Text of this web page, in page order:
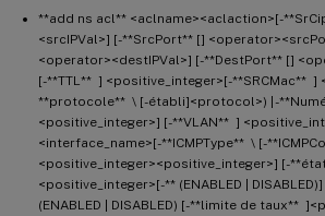
**add ns acl** <aclname><aclaction>[-
<srcIPVal>] [-**SrcPort** []
<operator><destIPVal>] [-**DestPort** []
[-**TTL** ] <positive_integer>[-**SRCMac** ]
**protocole** \ [-établi]<protocol>) | -
<positive_integer>] [-**VLAN** ]
<interface_name>[-**ICMPType** \ [-
<positive_integer><positive_integer>] [-
<positive_integer>[-** (ENABLED |
(ENABLED | DISABLED) [-**limite de taux**